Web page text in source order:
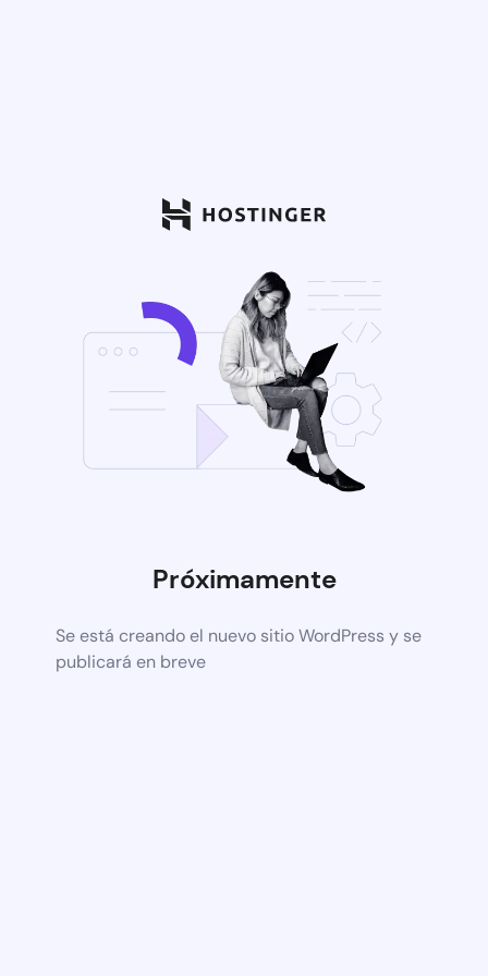
Próximamente
Se está creando el nuevo sitio WordPress y se
publicará en breve